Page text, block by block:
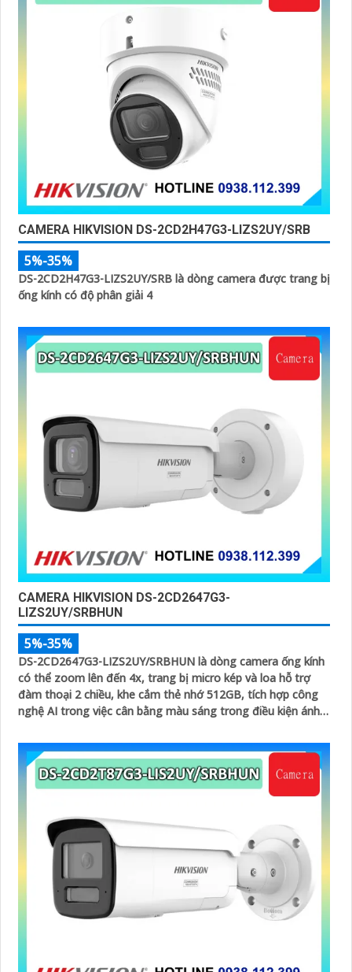
CAMERA HIKVISION DS-2CD2H47G3-LIZS2UY/SRB
5%-35%
DS-2CD2H47G3-LIZS2UY/SRB là dòng camera được trang bị
ống kính có độ phân giải 4
CAMERA HIKVISION DS-2CD2647G3-
LIZS2UY/SRBHUN
5%-35%
DS-2CD2647G3-LIZS2UY/SRBHUN là dòng camera ống kính
có thể zoom lên đến 4x, trang bị micro kép và loa hỗ trợ
đàm thoại 2 chiều, khe cắm thẻ nhớ 512GB, tích hợp công
nghệ AI trong việc cân bằng màu sáng trong điều kiện ánh